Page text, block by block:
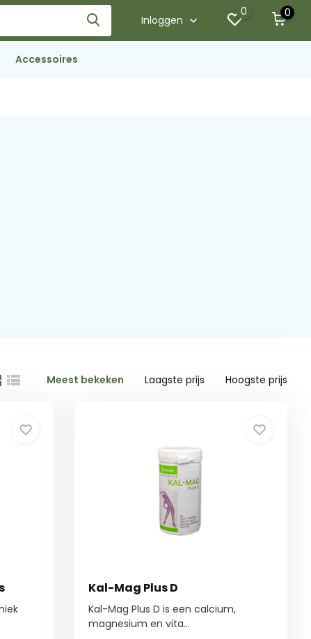
Inloggen
0 0
Accessoires
Meest bekeken Laagste prijs Hoogste prijs
Kal-Mag Plus D
Kal-Mag Plus D is een calcium,
magnesium en vita...